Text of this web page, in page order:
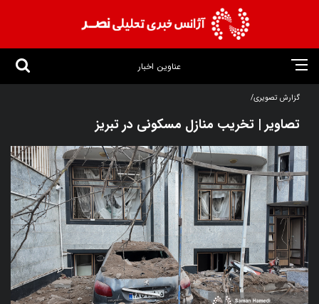
عناوین اخبار
گزارش تصویری/
تصاویر | تخریب منازل مسکونی در تبریز